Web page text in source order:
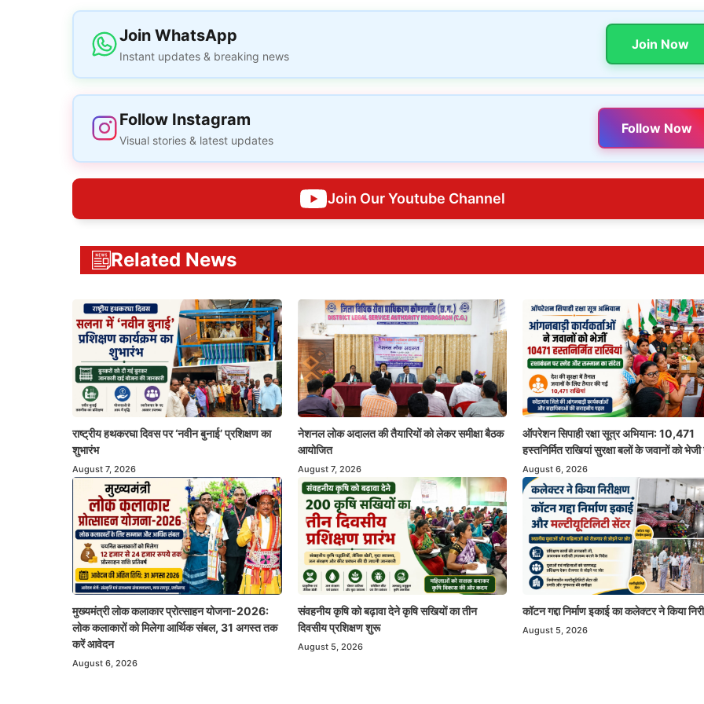
Join WhatsApp
Instant updates & breaking news
Join Now
Follow Instagram
Visual stories & latest updates
Follow Now
Join Our Youtube Channel
Related News
राष्ट्रीय हथकरघा दिवस पर ‘नवीन बुनाई’ प्रशिक्षण का
शुभारंभ
August 7, 2026
नेशनल लोक अदालत की तैयारियों को लेकर समीक्षा बैठक
आयोजित
August 7, 2026
ऑपरेशन सिपाही रक्षा सूत्र अभियान: 10,471
हस्तनिर्मित राखियां सुरक्षा बलों के जवानों को
August 6, 2026
मुख्यमंत्री लोक कलाकार प्रोत्साहन योजना-2026:
लोक कलाकारों को मिलेगा आर्थिक संबल, 31 अगस्त तक
करें आवेदन
August 6, 2026
संवहनीय कृषि को बढ़ावा देने कृषि सखियों का तीन
दिवसीय प्रशिक्षण शुरू
August 5, 2026
कॉटन गद्दा निर्माण इकाई का कलेक्टर ने किया
August 5, 2026